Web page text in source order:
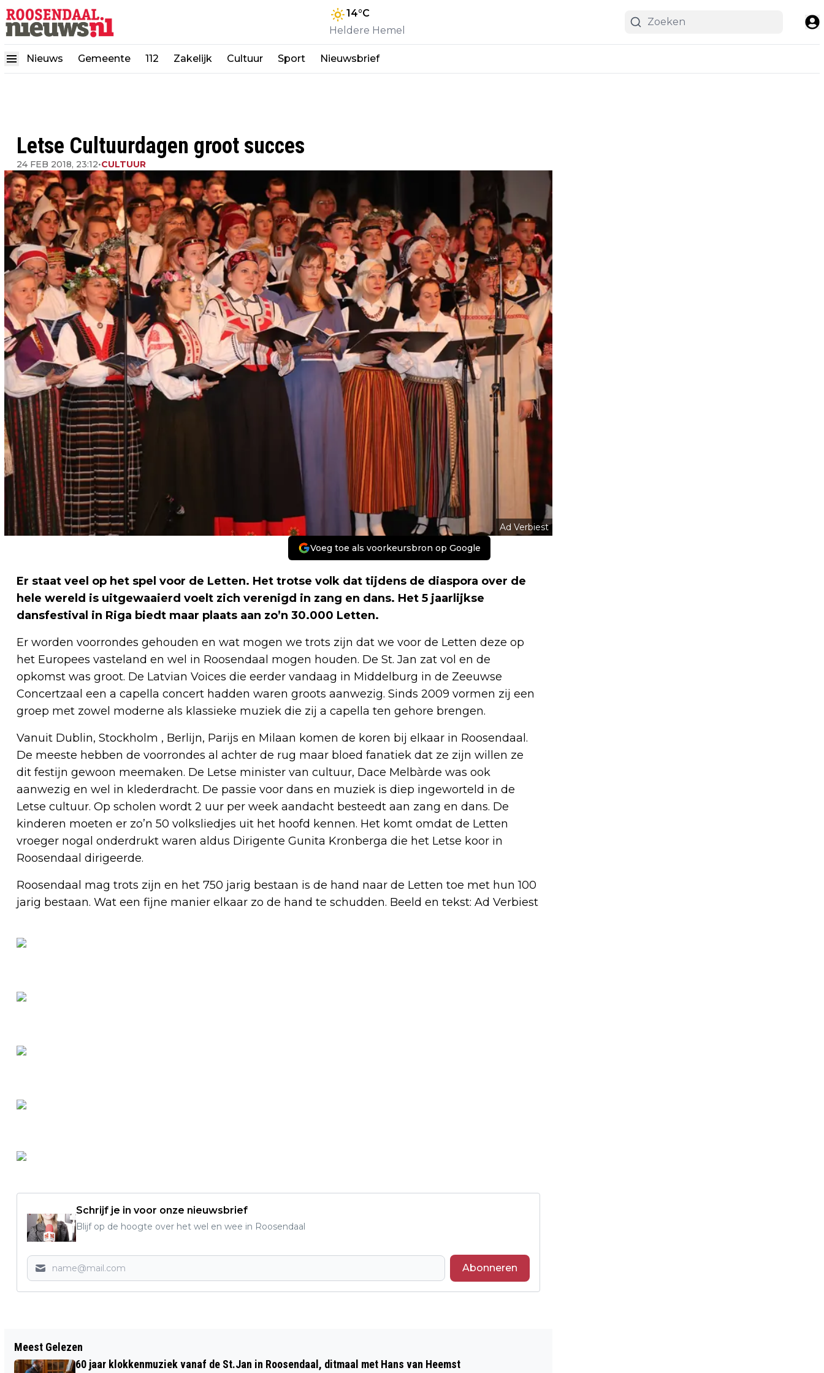
14°C
Heldere Hemel
Nieuws Gemeente 112 Zakelijk Cultuur Sport Nieuwsbrief
Letse Cultuurdagen groot succes
24 FEB 2018, 23:12•CULTUUR
Ad Verbiest
Voeg toe als voorkeursbron op Google
Er staat veel op het spel voor de Letten. Het trotse volk dat tijdens de diaspora over de
hele wereld is uitgewaaierd voelt zich verenigd in zang en dans. Het 5 jaarlijkse
dansfestival in Riga biedt maar plaats aan zo’n 30.000 Letten.
Er worden voorrondes gehouden en wat mogen we trots zijn dat we voor de Letten deze op
het Europees vasteland en wel in Roosendaal mogen houden. De St. Jan zat vol en de
opkomst was groot. De Latvian Voices die eerder vandaag in Middelburg in de Zeeuwse
Concertzaal een a capella concert hadden waren groots aanwezig. Sinds 2009 vormen zij een
groep met zowel moderne als klassieke muziek die zij a capella ten gehore brengen.
Vanuit Dublin, Stockholm , Berlijn, Parijs en Milaan komen de koren bij elkaar in Roosendaal.
De meeste hebben de voorrondes al achter de rug maar bloed fanatiek dat ze zijn willen ze
dit festijn gewoon meemaken. De Letse minister van cultuur, Dace Melbàrde was ook
aanwezig en wel in klederdracht. De passie voor dans en muziek is diep ingeworteld in de
Letse cultuur. Op scholen wordt 2 uur per week aandacht besteedt aan zang en dans. De
kinderen moeten er zo’n 50 volksliedjes uit het hoofd kennen. Het komt omdat de Letten
vroeger nogal onderdrukt waren aldus Dirigente Gunita Kronberga die het Letse koor in
Roosendaal dirigeerde.
Roosendaal mag trots zijn en het 750 jarig bestaan is de hand naar de Letten toe met hun 100
jarig bestaan. Wat een fijne manier elkaar zo de hand te schudden. Beeld en tekst: Ad Verbiest
Schrijf je in voor onze nieuwsbrief
Blijf op de hoogte over het wel en wee in Roosendaal
Abonneren
HET WELBEKENDE PLATEAU...
Meest Gelezen
60 jaar klokkenmuziek vanaf de St.Jan in Roosendaal, ditmaal met Hans van Heemst